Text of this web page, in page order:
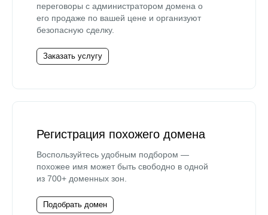
переговоры с администратором домена о
его продаже по вашей цене и организуют
безопасную сделку.
Заказать услугу
Регистрация похожего домена
Воспользуйтесь удобным подбором —
похожее имя может быть свободно в одной
из 700+ доменных зон.
Подобрать домен